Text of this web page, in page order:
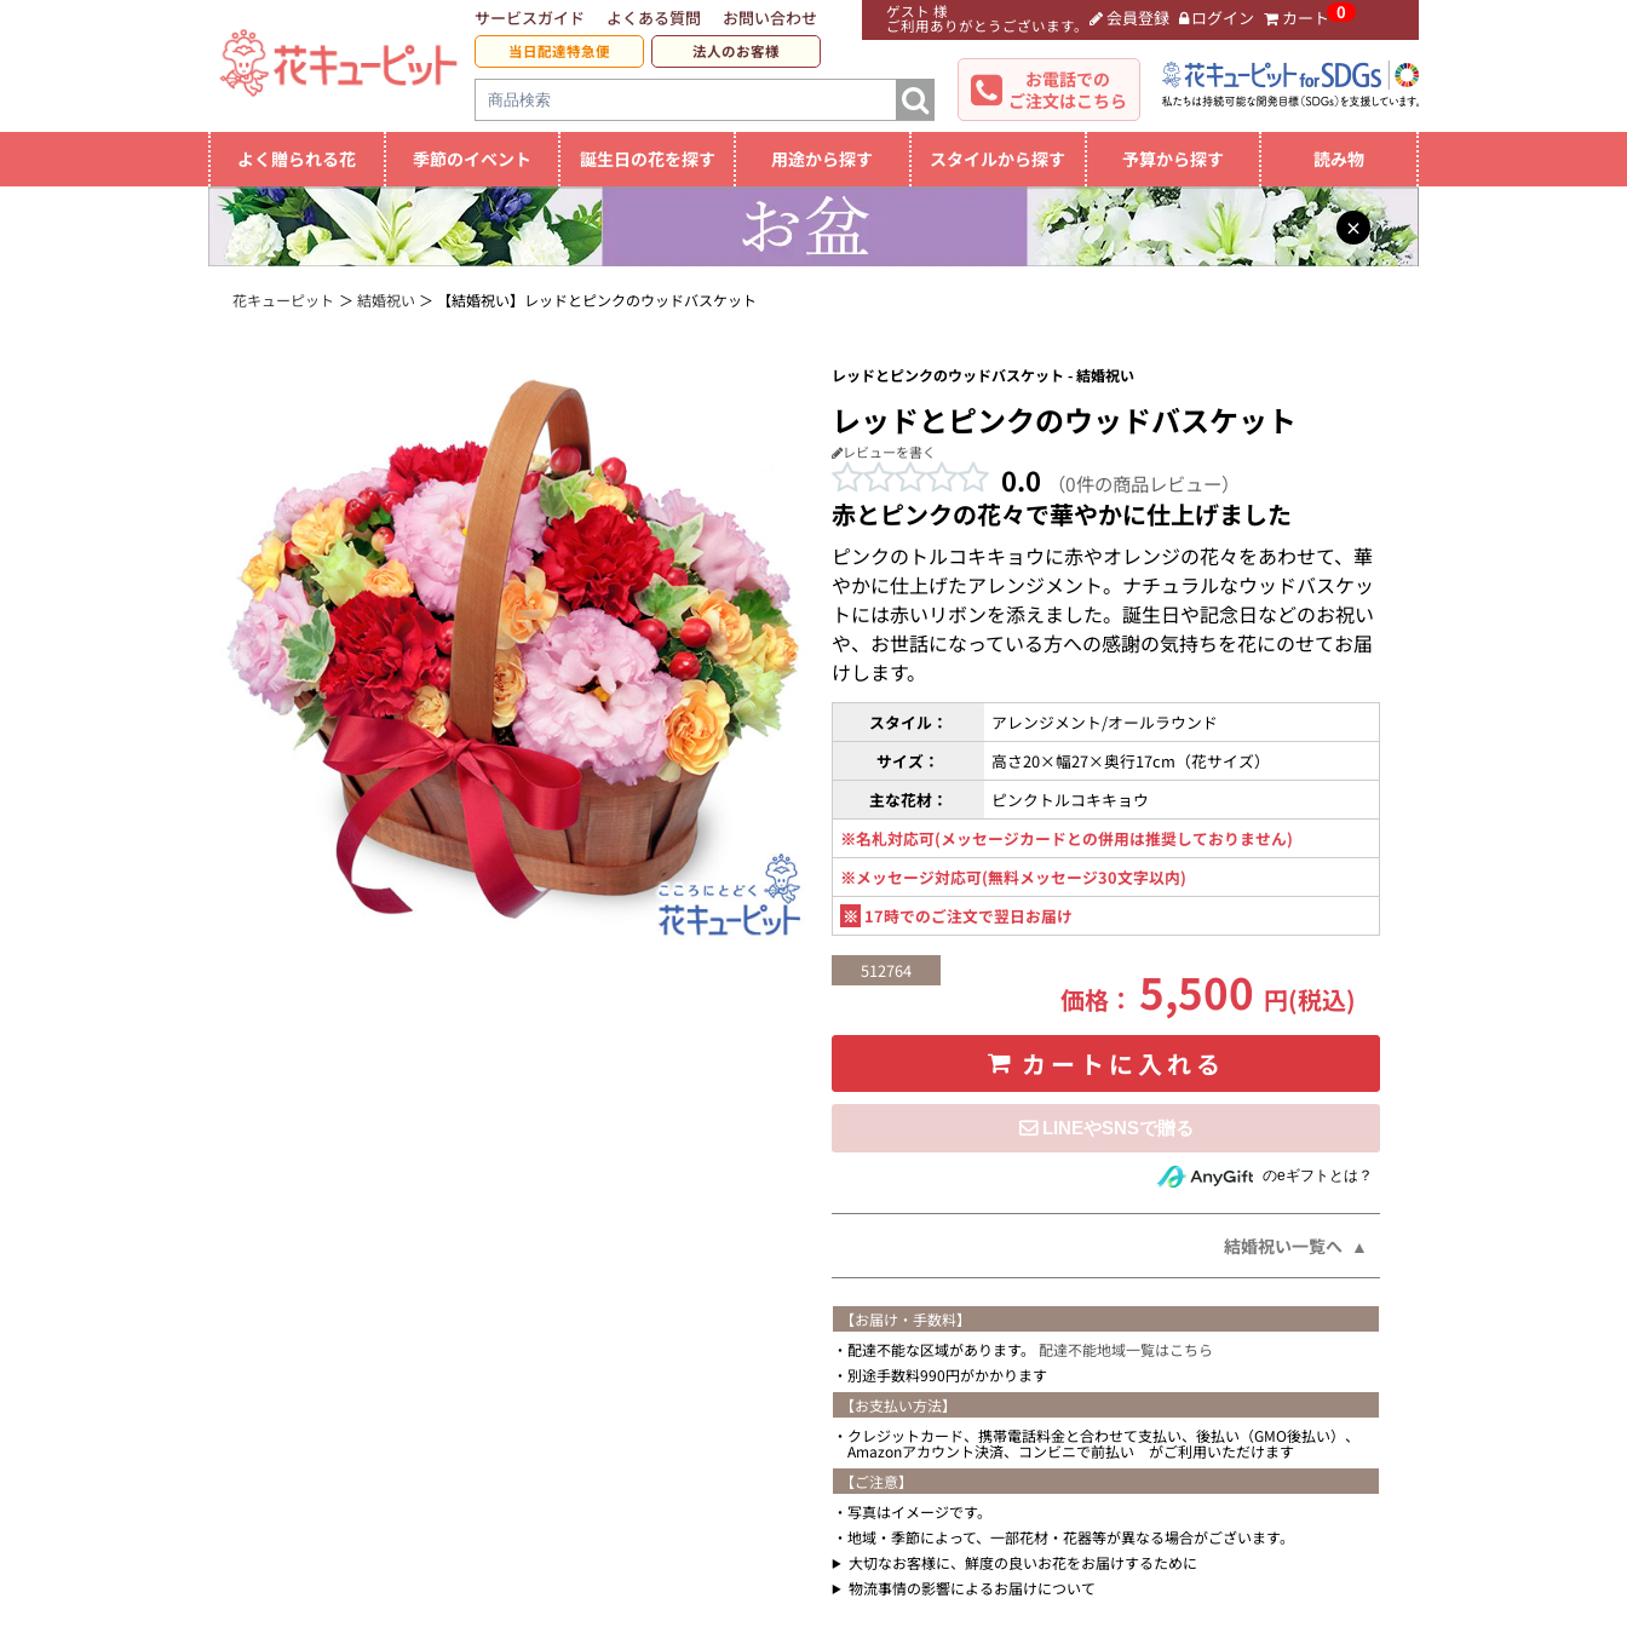
ゲスト 様
ご利用ありがとうございます。 会員登録 ログイン カート 0
サービスガイド よくある質問 お問い合わせ
当日配達特急便 法人のお客様
お電話での
ご注文はこちら
よく贈られる花 季節のイベント 誕生日の花を探す 用途から探す スタイルから探す 予算から探す 読み物
×
花キューピット 結婚祝い 【結婚祝い】レッドとピンクのウッドバスケット
レッドとピンクのウッドバスケット - 結婚祝い
レッドとピンクのウッドバスケット
レビューを書く
0.0 （0件の商品レビュー）
赤とピンクの花々で華やかに仕上げました
ピンクのトルコキキョウに赤やオレンジの花々をあわせて、華
やかに仕上げたアレンジメント。ナチュラルなウッドバスケッ
トには赤いリボンを添えました。誕生日や記念日などのお祝い
や、お世話になっている方への感謝の気持ちを花にのせてお届
けします。
スタイル：
アレンジメント/オールラウンド
サイズ：
高さ20×幅27×奥行17cm（花サイズ）
主な花材：
ピンクトルコキキョウ
※名札対応可(メッセージカードとの併用は推奨しておりません)
※メッセージ対応可(無料メッセージ30文字以内)
※ 17時でのご注文で翌日お届け
512764
価格： 5,500 円(税込)
カートに入れる
住所を知らない相手にeギフトで贈るのeギフトとは？
結婚祝い一覧へ
【お届け・手数料】
配達不能な区域があります。 配達不能地域一覧はこちら
別途手数料990円がかかります
【お支払い方法】
クレジットカード、携帯電話料金と合わせて支払い、後払い（GMO後払い）、
Amazonアカウント決済、コンビニで前払い がご利用いただけます
【ご注意】
写真はイメージです。
地域・季節によって、一部花材・花器等が異なる場合がございます。
大切なお客様に、鮮度の良いお花をお届けするために
物流事情の影響によるお届けについて